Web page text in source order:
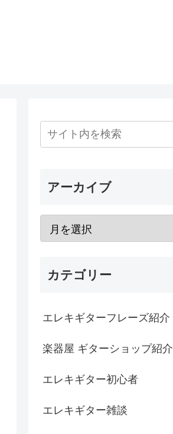
アーカイブ
カテゴリー
エレキギターフレーズ紹介
楽器屋 ギターショップ紹介
エレキギター初心者
エレキギター雑談